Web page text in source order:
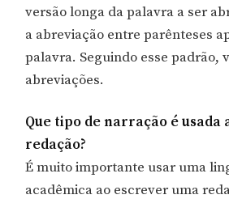
versão longa da palavra a ser
a abreviação entre parênteses
palavra. Seguindo esse padrão,
abreviações.
Que tipo de narração é usada
redação?
É muito importante usar uma
acadêmica ao escrever uma